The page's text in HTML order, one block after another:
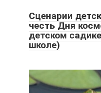
Сценарии
честь Дня
детском
школе)